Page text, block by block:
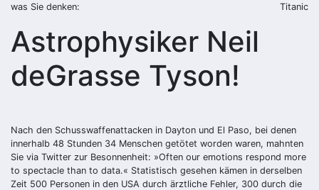
was Sie denken:
Titanic
Astrophysiker Neil
deGrasse Tyson!
Nach den Schusswaffenattacken in Dayton und El Paso, bei denen
innerhalb 48 Stunden 34 Menschen getötet worden waren, mahnten
Sie via Twitter zur Besonnenheit: »Often our emotions respond more
to spectacle than to data.« Statistisch gesehen kämen in derselben
Zeit 500 Personen in den USA durch ärztliche Fehler, 300 durch die